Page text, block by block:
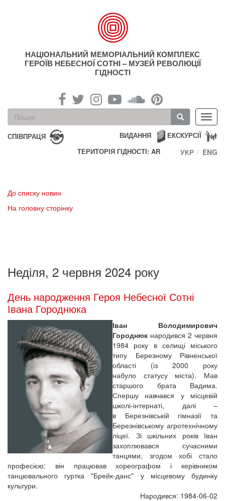
НАЦІОНАЛЬНИЙ МЕМОРІАЛЬНИЙ КОМПЛЕКС
ГЕРОЇВ НЕБЕСНОЇ СОТНІ – МУЗЕЙ РЕВОЛЮЦІЇ
ГІДНОСТІ
Пошукова
форма
Пошук
СПІВПРАЦЯ ЕКСКУРСІЇ
ВИДАННЯ
ТЕРИТОРІЯ ГІДНОСТІ: AR
УКР ENG
До списку новин
На головну сторінку
Неділя, 2 червня 2024 року
День народження Героя Небесної Сотні
Івана Городнюка
Іван Володимирович
Городнюк народився 2 червня
1984 року в селищі міського
типу Березному Рівненської
області (із 2000 року
набуло статусу міста). Мав
старшого брата Вадима.
Спершу навчався у місцевій
школі-інтернаті, далі –
в Березнівській гімназії та
Березнівському агротехнічному
ліцеї. Зі шкільних років Іван
захоплювався сучасними
танцями, згодом хобі стало
професією: він працював хореографом і керівником
танцювального гуртка "Брейк-данс" у місцевому будинку
культури.
Народився: 1984-06-02